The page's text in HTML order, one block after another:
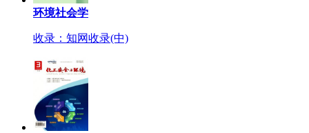
环境社会学
收录：知网收录(中)